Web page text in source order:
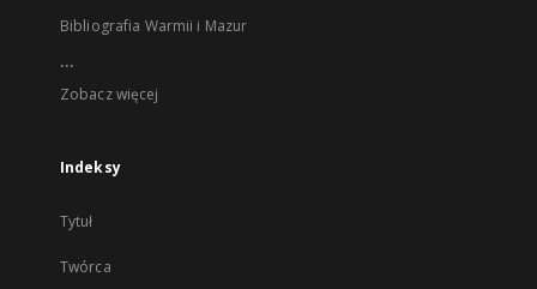
Bibliografia Warmii i Mazur
...
Zobacz więcej
Indeksy
Tytuł
Twórca